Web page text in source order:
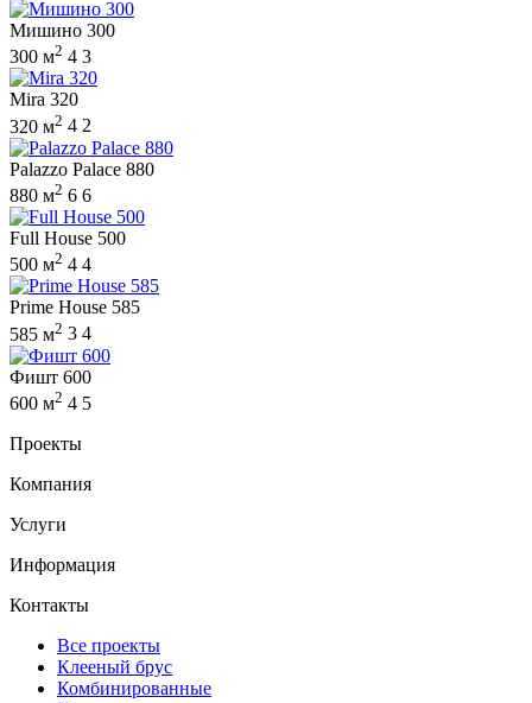
Мишино 300
300 м2 4 3
Mira 320
320 м2 4 2
Palazzo Palace 880
880 м2 6 6
Full House 500
500 м2 4 4
Prime House 585
585 м2 3 4
Фишт 600
600 м2 4 5
Проекты
Компания
Услуги
Информация
Контакты
Все проекты
Клееный брус
Комбинированные